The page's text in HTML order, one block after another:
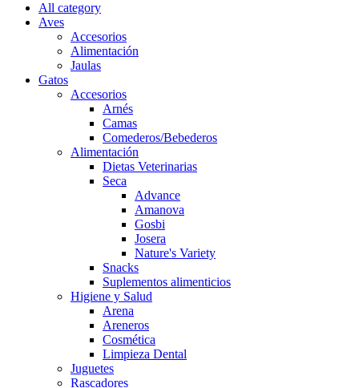
All category
Aves
Accesorios
Alimentación
Jaulas
Gatos
Accesorios
Arnés
Camas
Comederos/Bebederos
Alimentación
Dietas Veterinarias
Seca
Advance
Amanova
Gosbi
Josera
Nature's Variety
Snacks
Suplementos alimenticios
Higiene y Salud
Arena
Areneros
Cosmética
Limpieza Dental
Juguetes
Rascadores